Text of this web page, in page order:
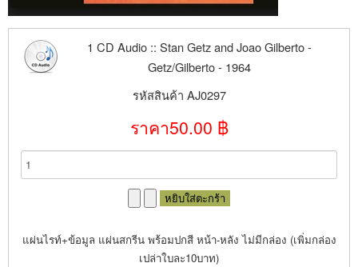
1 CD Audio :: Stan Getz and Joao Gilberto -
Getz/Gilberto - 1964
รหัสสินค้า AJ0297
ราคา50.00 ฿
แผ่นไรท์+ข้อมูล แผ่นสกรีน พร้อมปกสี หน้า-หลัง ไม่มีกล่อง (เพิ่มกล่อง
เปล่าใบละ10บาท)